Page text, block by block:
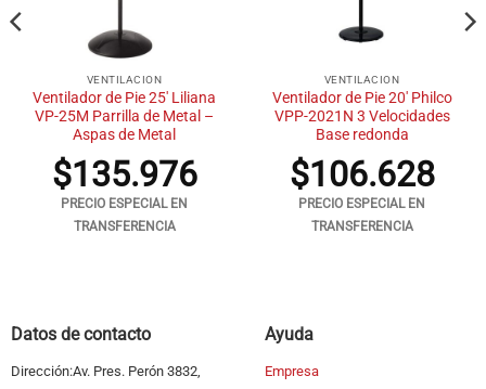
VENTILACION
Ventilador de Pie 25′ Liliana
VP-25M Parrilla de Metal –
Aspas de Metal
$135.976
PRECIO ESPECIAL EN
TRANSFERENCIA
VENTILACION
Ventilador de Pie 20′ Philco
VPP-2021N 3 Velocidades
Base redonda
$106.628
PRECIO ESPECIAL EN
TRANSFERENCIA
Datos de contacto
Dirección:Av. Pres. Perón 3832,
Ayuda
Empresa